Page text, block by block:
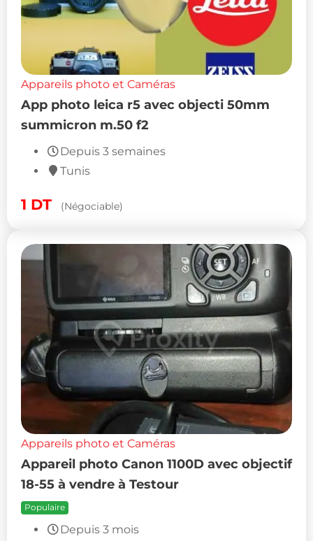
Appareils photo et Caméras
App photo leica r5 avec objecti 50mm
summicron m.50 f2
Depuis 3 semaines
Tunis
1 DT (Négociable)
Appareils photo et Caméras
Appareil photo Canon 1100D avec objectif
18-55 à vendre à Testour
Populaire
Depuis 3 mois